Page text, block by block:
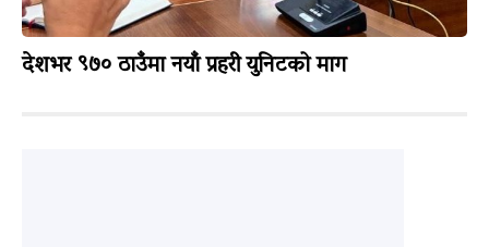
देशभर ९७० ठाउँमा नयाँ प्रहरी युनिटको माग